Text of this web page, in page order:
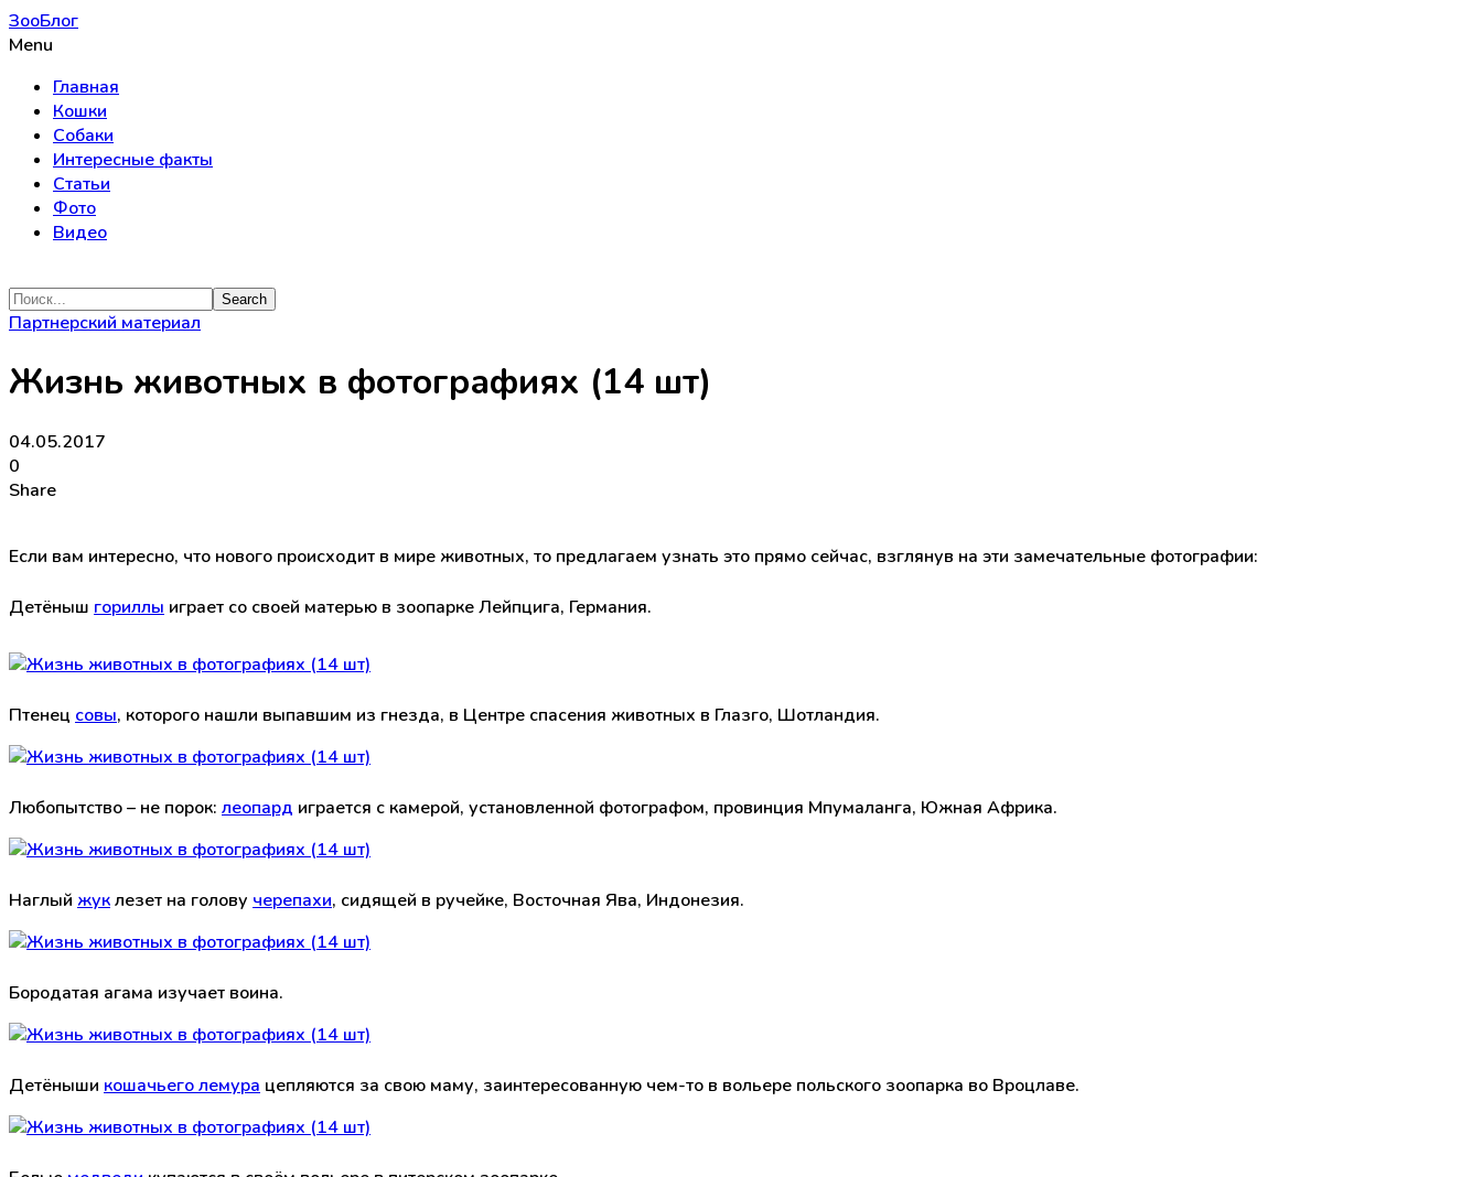
ЗооБлог
Menu
Главная
Кошки
Собаки
Интересные факты
Статьи
Фото
Видео
Партнерский материал
Жизнь животных в фотографиях (14 шт)
04.05.2017
0
Share
Если вам интересно, что нового происходит в мире животных, то предлагаем узнать это прямо сейчас, взглянув на эти замечательные фотографии:
Детёныш гориллы играет со своей матерью в зоопарке Лейпцига, Германия.
Птенец совы, которого нашли выпавшим из гнезда, в Центре спасения животных в Глазго, Шотландия.
Любопытство – не порок: леопард играется с камерой, установленной фотографом, провинция Мпумаланга, Южная Африка.
Наглый жуклезет на голову черепахи, сидящей в ручейке, Восточная Ява, Индонезия.
Бородатая агама изучает воина.
Детёныши кошачьего лемура цепляются за свою маму, заинтересованную чем-то в вольере польского зоопарка во Вроцлаве.